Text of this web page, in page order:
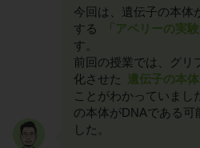
今回は、遺伝子の本体
する
「アベリーの実験
す。
前回の授業では、グリ
化させた 遺伝子の本
ことがわかっていまし
の本体がDNAである
した。